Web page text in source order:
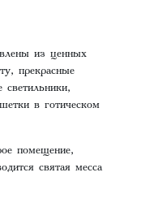
из ценных
прекрасные
в готическом
помещение,
святая месса